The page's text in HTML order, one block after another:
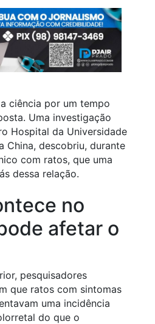
ciência por um tempo
Uma investigação
Hospital da Universidade
China, descobriu, durante
com ratos, que uma
dessa relação.
no
afetar o
pesquisadores
que ratos com sintomas
uma incidência
do que o